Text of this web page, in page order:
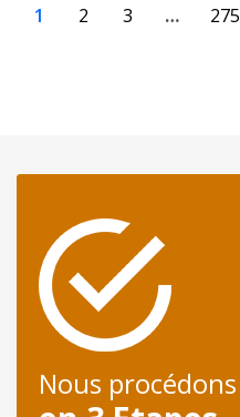
1 2 3 … 275
Nous procédons